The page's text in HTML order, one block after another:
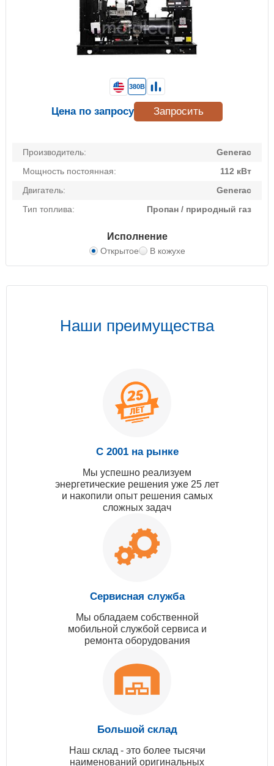
Производитель:
Generac
Мощность постоянная:
112 кВт
Двигатель:
Generac
Тип топлива:
Пропан / природный газ
Исполнение
Открытое В кожухе
380В
Цена по запросу Запросить
Наши преимущества
С 2001 на рынке
Мы успешно реализуем
энергетические решения уже 25 лет
и накопили опыт решения самых
сложных задач
Сервисная служба
Мы обладаем собственной
мобильной службой сервиса и
ремонта оборудования
Большой склад
Наш склад - это более тысячи
наименований оригинальных